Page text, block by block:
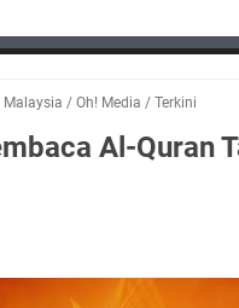
Malaysia / Oh! Media / Terkini
Al-Quran